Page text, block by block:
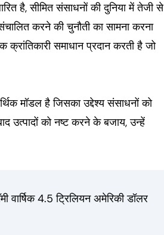
है, सीमित संसाधनों की दुनिया में तेजी से
करने की चुनौती का सामना करना
क्रांतिकारी समाधान प्रदान करती है जो
मॉडल है जिसका उद्देश्य संसाधनों को
उत्पादों को नष्ट करने के बजाय, उन्हें
4.5 ट्रिलियन अमेरिकी डॉलर